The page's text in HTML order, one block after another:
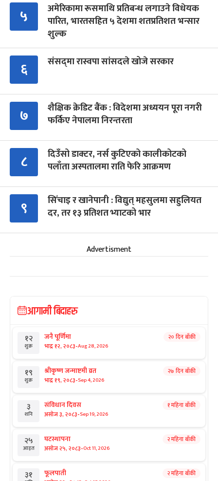
५
अमेरिकामा रूसमाथि प्रतिबन्ध लगाउने विधेयक
पारित, भारतसहित ५ देशमा शतप्रतिशत भन्सार
शुल्क
६ संसद्‍मा रास्वपा सांसदले खोजे सरकार
७
शैक्षिक क्रेडिट बैंक : विदेशमा अध्ययन पूरा नगरी
फर्किए नेपालमा निरन्तरता
८
दिउँसो डाक्टर, नर्स कुटिएको कालीकोटको
पलाँता अस्पतालमा राति फेरि आक्रमण
९
सिँचाइ र खानेपानी : विद्युत् महसुलमा सहुलियत
दर, तर १३ प्रतिशत भ्याटको भार
Advertisment
आगामी बिदाहरु
१२
शुक्र
जनै पूर्णिमा
भाद्र १२, २०८३-Aug 28, 2026
२० दिन बाँकी
१९
शुक्र
श्रीकृष्ण जन्माष्टमी व्रत
भाद्र १९, २०८३-Sep 4, 2026
२७ दिन बाँकी
३
शनि
संविधान दिवस
असोज ३, २०८३-Sep 19, 2026
१ महिना बाँकी
२५
आइत
घटस्थापना
असोज २५, २०८३-Oct 11, 2026
२ महिना बाँकी
३१ फूलपाती २ महिना बाँकी